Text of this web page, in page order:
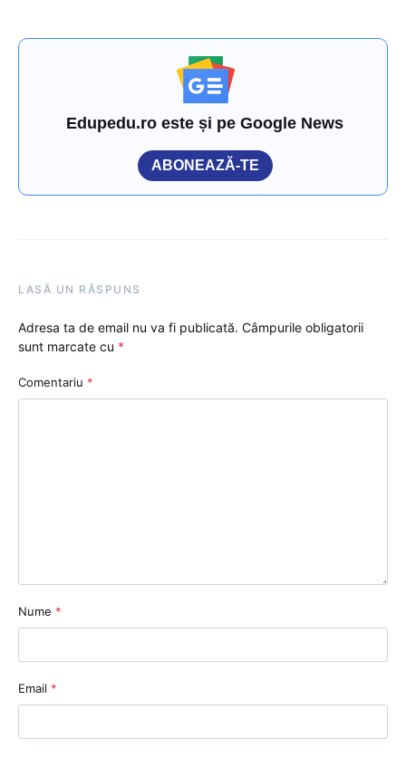
Edupedu.ro este și pe Google News
ABONEAZĂ-TE
LASĂ UN RĂSPUNS
Adresa ta de email nu va fi publicată. Câmpurile obligatorii
sunt marcate cu *
Comentariu *
Nume *
Email *